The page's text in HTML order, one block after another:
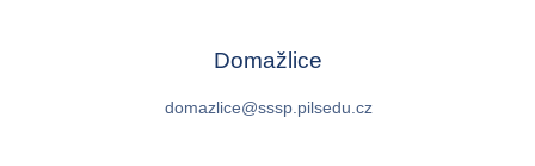
Domažlice
domazlice@sssp.pilsedu.cz